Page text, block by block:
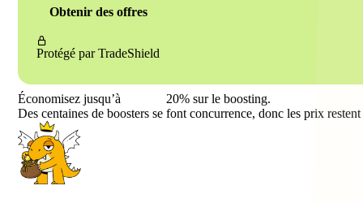
Obtenir des offres
Protégé parTradeShield
Économisez jusqu’à 20% sur le boosting.
Des centaines de boosters se font concurrence, donc les prix restent